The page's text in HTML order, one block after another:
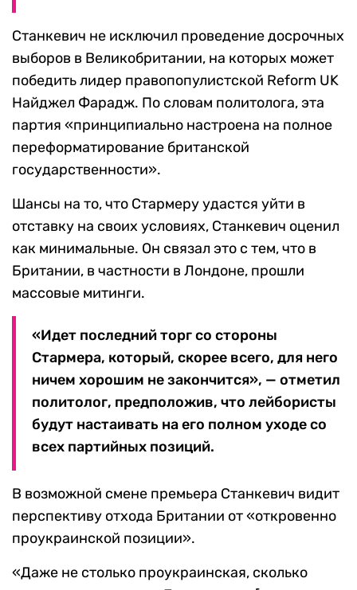
Станкевич не исключил проведение досрочных
выборов в Великобритании, на которых может
победить лидер правопопулистской Reform UK
Найджел Фарадж. По словам политолога, эта
партия «принципиально настроена на полное
переформатирование британской
государственности».
Шансы на то, что Стармеру удастся уйти в
отставку на своих условиях, Станкевич оценил
как минимальные. Он связал это с тем, что в
Британии, в частности в Лондоне, прошли
массовые митинги.
«Идет последний торг со стороны
Стармера, который, скорее всего, для него
ничем хорошим не закончится», — отметил
политолог, предположив, что лейбористы
будут настаивать на его полном уходе со
всех партийных позиций.
В возможной смене премьера Станкевич видит
перспективу отхода Британии от «откровенно
проукраинской позиции».
«Даже не столько проукраинская, сколько